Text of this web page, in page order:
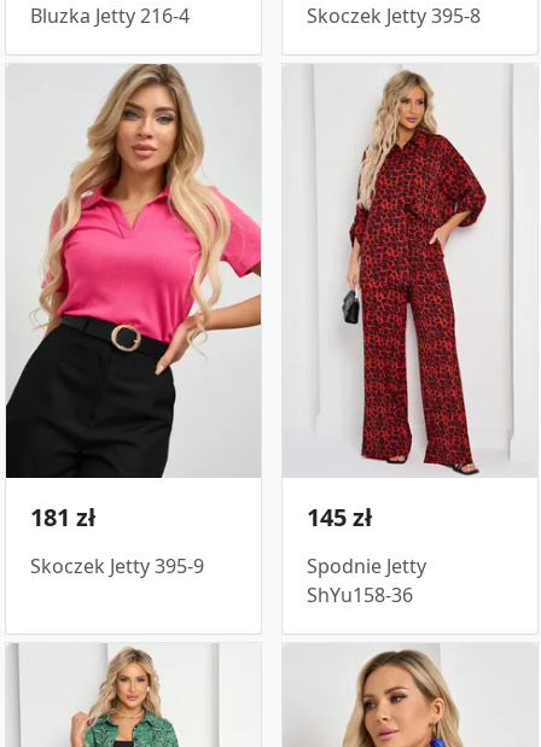
Bluzka Jetty 216-4 Skoczek Jetty 395-8
181 zł
Skoczek Jetty 395-9
145 zł
Spodnie Jetty
ShYu158-36